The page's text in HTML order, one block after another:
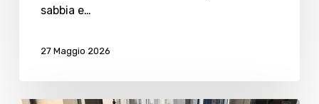
sabbia e…
27 Maggio 2026